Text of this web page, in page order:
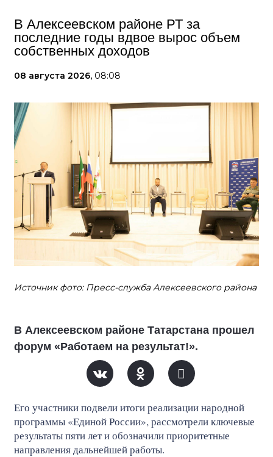
В Алексеевском районе РТ за
последние годы вдвое вырос объем
собственных доходов
08 августа 2026, 08:08
Источник фото: Пресс-служба Алексеевского района
В Алексеевском районе Татарстана прошел
форум «Работаем на результат!».
Его участники подвели итоги реализации народной
программы «Единой России», рассмотрели ключевые
результаты пяти лет и обозначили приоритетные
направления дальнейшей работы.